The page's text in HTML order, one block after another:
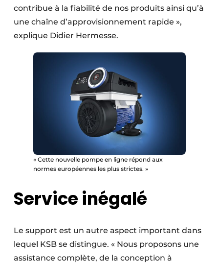
contribue à la fiabilité de nos produits ainsi qu’à
une chaîne d’approvisionnement rapide »,
explique Didier Hermesse.
« Cette nouvelle pompe en ligne répond aux
normes européennes les plus strictes. »
Service inégalé
Le support est un autre aspect important dans
lequel KSB se distingue. « Nous proposons une
assistance complète, de la conception à